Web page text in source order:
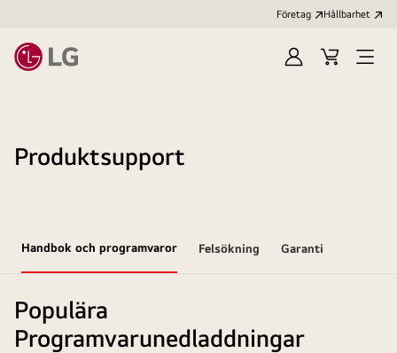
Företag Hållbarhet
LoggaKundvagn
Produktsupport
Handbok och programvaror Felsökning Garanti
Populära
Programvarunedladdningar